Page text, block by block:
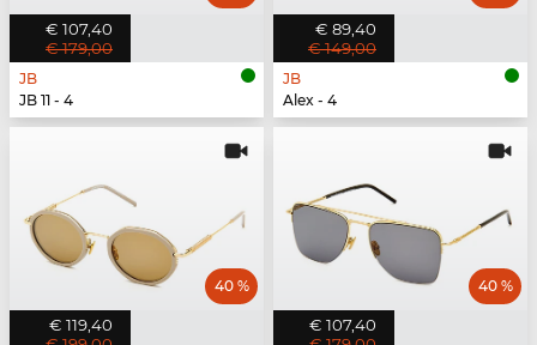
€ 107,40
€ 179,00
JB
JB 11 - 4
€ 89,40
€ 149,00
JB
Alex - 4
€ 119,40
40 %
€ 107,40
40 %